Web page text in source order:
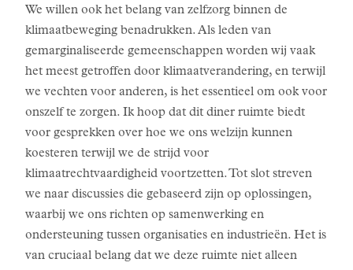
We willen ook het belang van zelfzorg binnen de
klimaatbeweging benadrukken. Als leden van
gemarginaliseerde gemeenschappen worden wij vaak
het meest getroffen door klimaatverandering, en terwijl
we vechten voor anderen, is het essentieel om ook voor
onszelf te zorgen. Ik hoop dat dit diner ruimte biedt
voor gesprekken over hoe we ons welzijn kunnen
koesteren terwijl we de strijd voor
klimaatrechtvaardigheid voortzetten. Tot slot streven
we naar discussies die gebaseerd zijn op oplossingen,
waarbij we ons richten op samenwerking en
ondersteuning tussen organisaties en industrieën. Het is
van cruciaal belang dat we deze ruimte niet alleen